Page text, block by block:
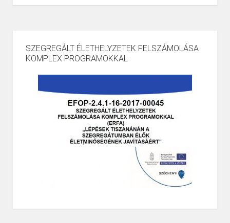
SZEGREGÁLT ÉLETHELYZETEK FELSZÁMOLÁSA
KOMPLEX PROGRAMOKKAL